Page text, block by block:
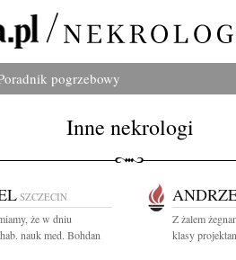
pogrzebowy
Inne nekrologi
SZCZECIN
że w dniu
nauk med. Bohdan
Z żalem
klasy